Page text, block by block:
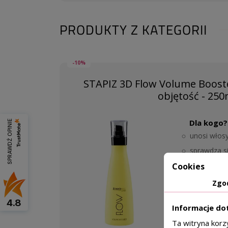
PRODUKTY Z KATEGORII
-10%
STAPIZ 3D Flow Volume
objętość -
Dla kogo?
unosi
sprawdza
SPRAWDŹ OPINIE
4.8
Cookies
Informacje
Ta witryna